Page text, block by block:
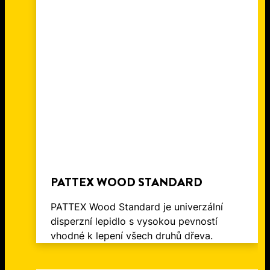
PATTEX WOOD STANDARD
PATTEX Wood Standard je univerzální
disperzní lepidlo s vysokou pevností
vhodné k lepení všech druhů dřeva.